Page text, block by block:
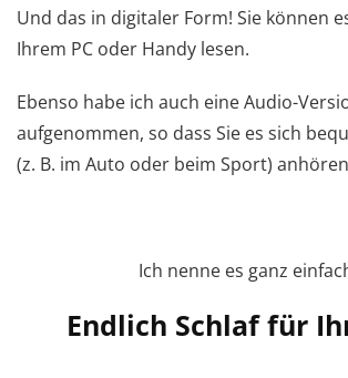
Und das in digitaler Form! Sie können
Ihrem PC oder Handy lesen.
Ebenso habe ich auch eine Audio-
aufgenommen, so dass Sie es sich
(z. B. im Auto oder beim Sport)
Ich nenne es ganz
Endlich Schlaf für